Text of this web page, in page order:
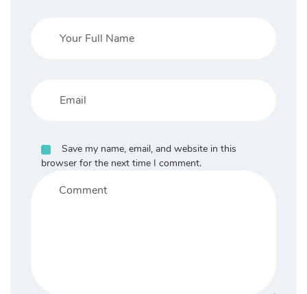
Save my name, email, and website in this
browser for the next time I comment.